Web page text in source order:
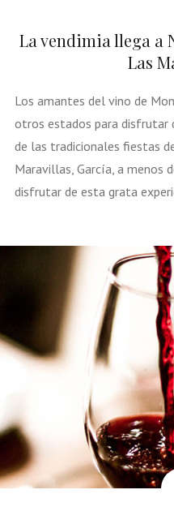
La vendimia llega a
Las
Los amantes del vino de
otros estados para disfrutar
de las tradicionales fiestas
Maravillas, García, a menos
disfrutar de esta grata